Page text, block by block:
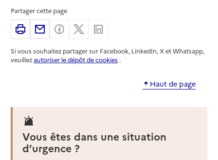
Partager cette page
ImprimerPartager par email
Partager sur Facebook
Partager sur X
Si vous souhaitez partager sur Facebook, LinkedIn, X et Whatsapp,
veuillezautoriser le dépôt de cookies .
Haut de page
Vous êtes dans une situation
d’urgence ?